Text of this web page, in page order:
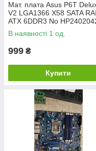
Мат. плата Asus P6T
V2 LGA1366 X58 SATA
ATX 6DDR3 No
В наявності 1 од.
999 ₴
Купити